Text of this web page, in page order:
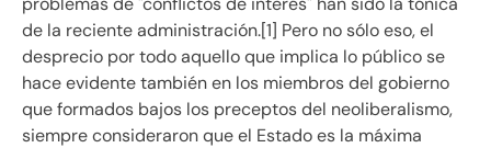
de la reciente administración.[1] Pero no sólo eso, el
desprecio por todo aquello que implica lo público se
hace evidente también en los miembros del gobierno
que formados bajos los preceptos del neoliberalismo,
siempre consideraron que el Estado es la máxima